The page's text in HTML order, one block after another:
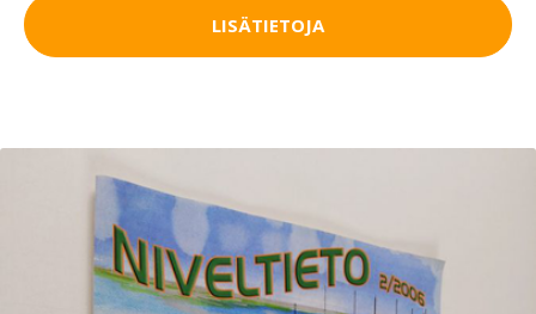
LISÄTIETOJA